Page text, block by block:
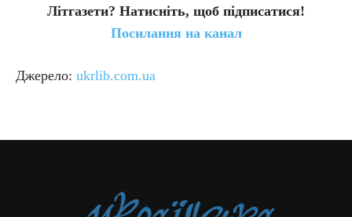
Літгазети? Натисніть, щоб підписатися!
Посилання на канал
Джерело: ukrlib.com.ua